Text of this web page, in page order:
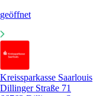
geöffnet
Kreissparkasse Saarlouis
Dillinger Straße 71